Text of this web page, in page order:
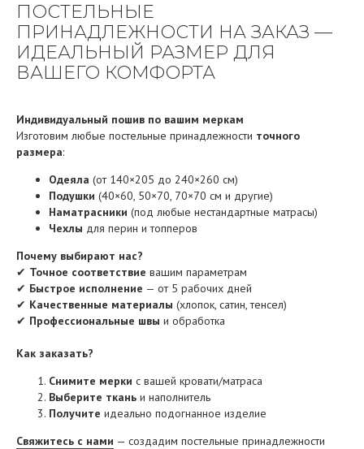
ПОСТЕЛЬНЫЕ
ПРИНАДЛЕЖНОСТИ НА ЗАКАЗ —
ИДЕАЛЬНЫЙ РАЗМЕР ДЛЯ
ВАШЕГО КОМФОРТА
Индивидуальный пошив по вашим меркам
Изготовим любые постельные принадлежности точного
размера:
Одеяла (от 140×205 до 240×260 см)
Подушки (40×60, 50×70, 70×70 см и другие)
Наматрасники (под любые нестандартные матрасы)
Чехлы для перин и топперов
Почему выбирают нас?
✔ Точное соответствие вашим параметрам
✔ Быстрое исполнение — от 5 рабочих дней
✔ Качественные материалы (хлопок, сатин, тенсел)
✔ Профессиональные швы и обработка
Как заказать?
Снимите мерки с вашей кровати/матраса
Выберите ткань и наполнитель
Получите идеально подогнанное изделие
Свяжитесь с нами — создадим постельные принадлежности